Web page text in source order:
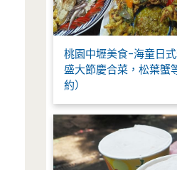
桃園中壢美食-海童日
盛大節慶合菜，松葉蟹
約）